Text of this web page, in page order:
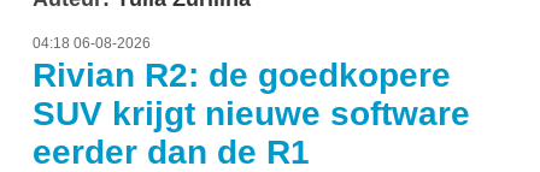
04:18 06-08-2026
Rivian R2: de goedkopere
SUV krijgt nieuwe software
eerder dan de R1